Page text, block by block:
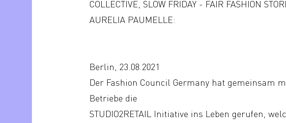
COLLECTIVE, SLOW FRIDAY - FAIR FASHION
AURELIA PAUMELLE:
Berlin, 23.08.2021
Der Fashion Council Germany hat gemeinsam
Betriebe die
STUDIO2RETAIL Initiative ins Leben gerufen,